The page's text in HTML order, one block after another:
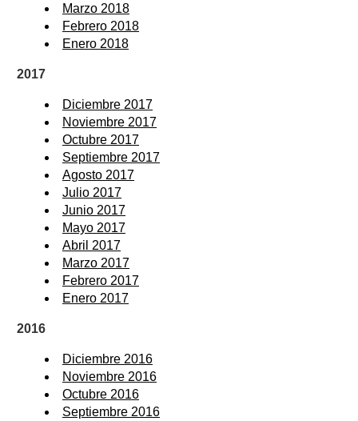
Marzo 2018
Febrero 2018
Enero 2018
2017
Diciembre 2017
Noviembre 2017
Octubre 2017
Septiembre 2017
Agosto 2017
Julio 2017
Junio 2017
Mayo 2017
Abril 2017
Marzo 2017
Febrero 2017
Enero 2017
2016
Diciembre 2016
Noviembre 2016
Octubre 2016
Septiembre 2016